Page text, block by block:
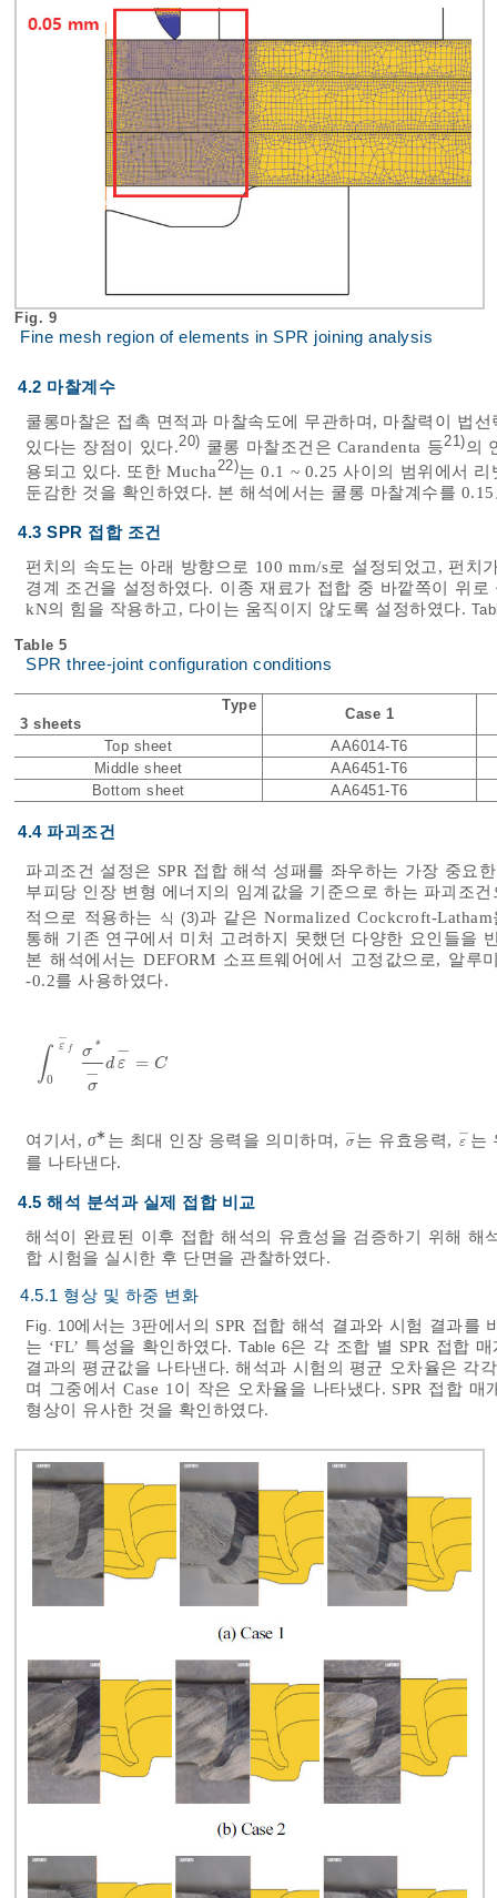
Fig. 9
Fine mesh region of elements in SPR joining analysis
4.2 마찰계수
쿨롱마찰은 접촉 면적과 마찰속도에 무관하며, 마찰력이 법
있다는 장점이 있다.20) 쿨롱 마찰조건은 Carandenta 등21)의
용되고 있다. 또한 Mucha22)는 0.1 ~ 0.25 사이의 범위에서
둔감한 것을 확인하였다. 본 해석에서는 쿨롱 마찰계수를
4.3 SPR 접합 조건
펀치의 속도는 아래 방향으로 100 mm/s로 설정되었고, 펀치
경계 조건을 설정하였다. 이종 재료가 접합 중 바깥쪽이 위
kN의 힘을 작용하고, 다이는 움직이지 않도록 설정하였다.
Table 5
SPR three-joint configuration conditions
Type
3 sheets
Case 1
Top sheet
AA6014-T6
Middle sheet
AA6451-T6
Bottom sheet
AA6451-T6
4.4 파괴조건
파괴조건 설정은 SPR 접합 해석 성패를 좌우하는 가장 중요
부피당 인장 변형 에너지의 임계값을 기준으로 하는 파괴조
적으로 적용하는 식 (3)과 같은 Normalized Cockcroft-
통해 기존 연구에서 미처 고려하지 못했던 다양한 요인들을
본 해석에서는 DEFORM 소프트웨어에서 고정값으로, 알
-0.2를 사용하였다.
∫ ε
−
f
0
σ *
σ
− d ε
−
= C
-fσ*σ- dε- =C
여기서, σ∗ 는 최대 인장 응력을 의미하며, σ
−
σ-는 유효응력, ε
−
ε- 는
를 나타낸다.
4.5 해석 분석과 실제 접합 비교
해석이 완료된 이후 접합 해석의 유효성을 검증하기 위해
합 시험을 실시한 후 단면을 관찰하였다.
4.5.1 형상 및 하중 변화
Fig. 10에서는 3판에서의 SPR 접합 해석 결과와 시험 결과를
는 ‘FL’ 특성을 확인하였다.Table 6은 각 조합 별 SPR 접합
결과의 평균값을 나타낸다. 해석과 시험의 평균 오차율은 각
며 그중에서 Case 1이 작은 오차율을 나타냈다. SPR 접합
형상이 유사한 것을 확인하였다.